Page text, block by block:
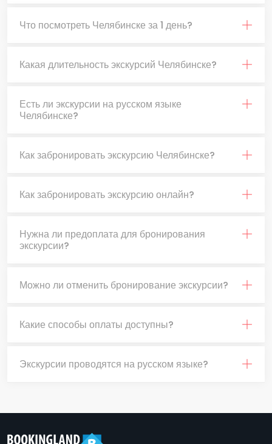
Что посмотреть Челябинске за 1 день?
Какая длительность экскурсий Челябинске?
Есть ли экскурсии на русском языке
Челябинске?
Как забронировать экскурсию Челябинске?
Как забронировать экскурсию онлайн?
Нужна ли предоплата для бронирования
экскурсии?
Можно ли отменить бронирование экскурсии?
Какие способы оплаты доступны?
Экскурсии проводятся на русском языке?